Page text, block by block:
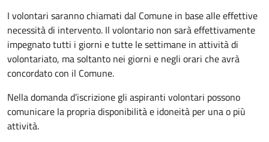
I volontari saranno chiamati dal Comune in base alle effettive
necessità di intervento. Il volontario non sarà effettivamente
impegnato tutti i giorni e tutte le settimane in attività di
volontariato, ma soltanto nei giorni e negli orari che avrà
concordato con il Comune.
Nella domanda d’iscrizione gli aspiranti volontari possono
comunicare la propria disponibilità e idoneità per una o più
attività.